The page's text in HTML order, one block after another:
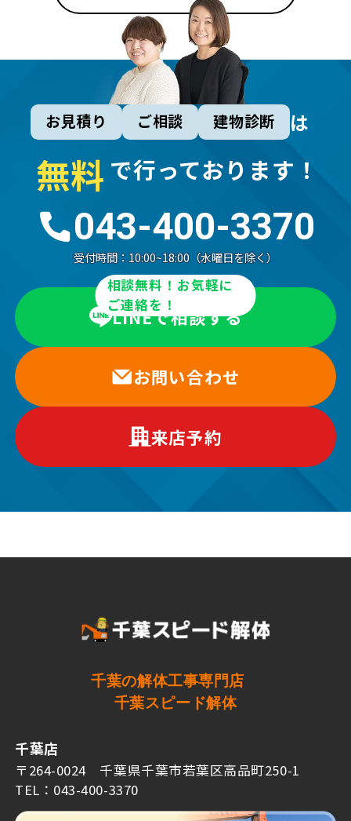
お見積り ご相談 建物診断 は
無料 で行っております！
043-400-3370
受付時間： 10:00~18:00（水曜日を除く）
相談無料！お気軽に
ご連絡を！
LINEで相談する
お問い合わせ
来店予約
千葉の解体工事専門店
千葉スピード解体
千葉店
〒264-0024 千葉県千葉市若葉区高品町250-1
TEL：043-400-3370